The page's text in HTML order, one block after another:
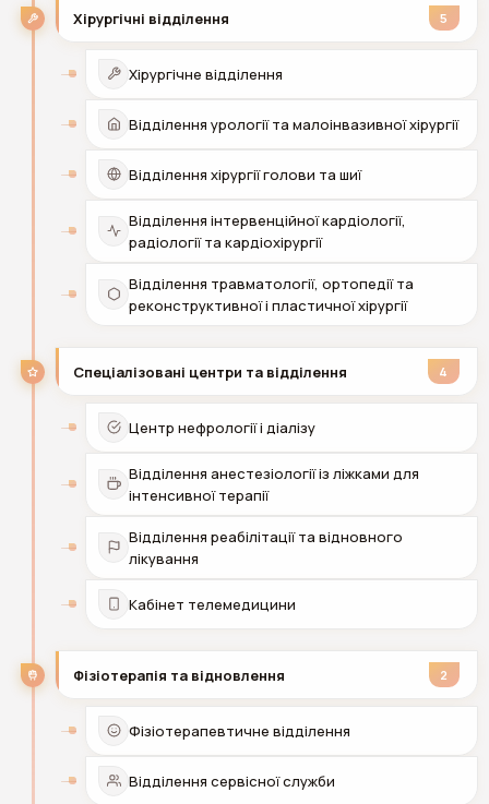
Хірургічні відділення 5
Хірургічне відділення
Відділення урології та малоінвазивної хірургії
Відділення хірургії голови та шиї
Відділення інтервенційної кардіології,
радіології та кардіохірургії
Відділення травматології, ортопедії та
реконструктивної і пластичної хірургії
Спеціалізовані центри та відділення 4
Центр нефрології і діалізу
Відділення анестезіології із ліжками для
інтенсивної терапії
Відділення реабілітації та відновного
лікування
Кабінет телемедицини
Фізіотерапія та відновлення 2
Фізіотерапевтичне відділення
Відділення сервісної служби